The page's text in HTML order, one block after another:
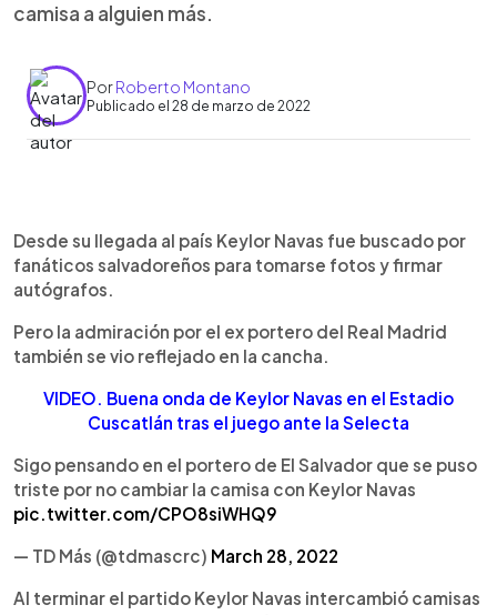
camisa a alguien más.
PorRoberto Montano
Publicado el 28 de marzo de 2022
Escuchar artículo
Desde su llegada al país Keylor Navas fue buscado por
fanáticos salvadoreños para tomarse fotos y firmar
autógrafos.
Pero la admiración por el ex portero del Real Madrid
también se vio reflejado en la cancha.
VIDEO. Buena onda de Keylor Navas en el Estadio
Cuscatlán tras el juego ante la Selecta
Sigo pensando en el portero de El Salvador que se puso
triste por no cambiar la camisa con Keylor Navas
pic.twitter.com/CPO8siWHQ9
— TD Más (@tdmascrc) March 28, 2022
Al terminar el partido Keylor Navas intercambió camisas